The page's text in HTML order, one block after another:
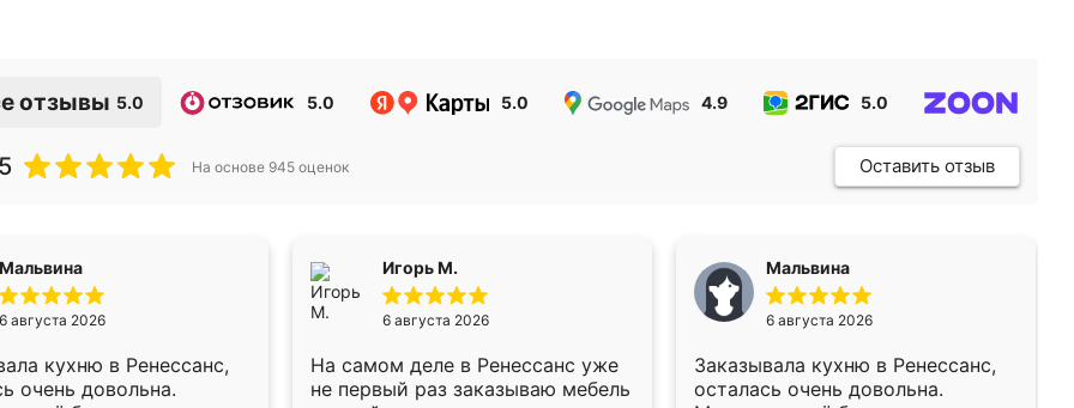
отзывы 5.0 5.0 5.0 4.9 5.0
На основе 945 оценок Оставить отзыв
Мальвина
6 августа 2026
кухню в Ренессанс,
очень довольна.
Игорь М.
6 августа 2026
На самом деле в Ренессанс уже
не первый раз заказываю мебель
Мальвина
6 августа 2026
Заказывала кухню в Ренессанс,
осталась очень довольна.